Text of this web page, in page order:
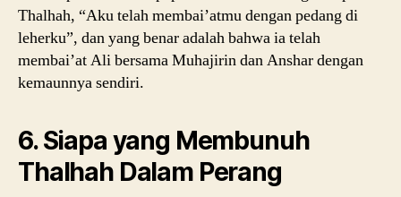
Thalhah, “Aku telah membai’atmu dengan pedang di
leherku”, dan yang benar adalah bahwa ia telah
membai’at Ali bersama Muhajirin dan Anshar dengan
kemaunnya sendiri.
6. Siapa yang Membunuh
Thalhah Dalam Perang